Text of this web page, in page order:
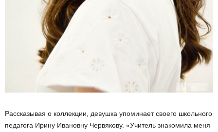
Рассказывая о коллекции, девушка упоминает своего школьного
педагога Ирину Ивановну Червякову. «Учитель знакомила меня